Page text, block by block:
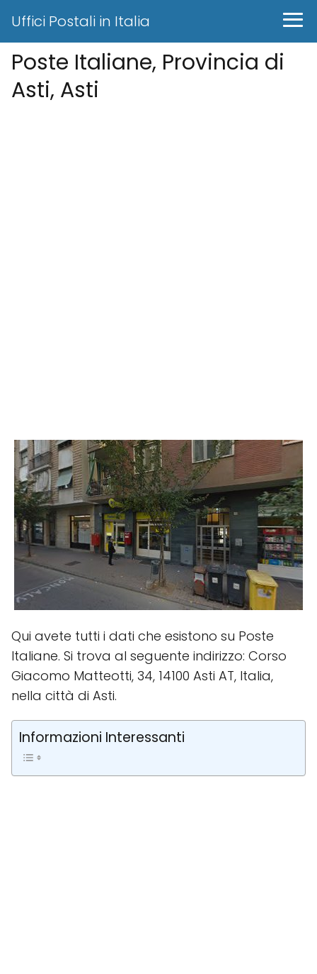
Uffici Postali in Italia
Poste Italiane, Provincia di
Asti, Asti
Qui avete tutti i dati che esistono su Poste
Italiane. Si trova al seguente indirizzo: Corso
Giacomo Matteotti, 34, 14100 Asti AT, Italia,
nella città di Asti.
Informazioni Interessanti